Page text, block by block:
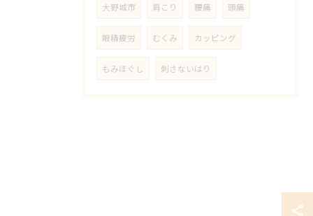
大野城市 肩こり 腰痛 頭痛
眼精疲労 むくみ カッピング
もみほぐし 刺さないはり